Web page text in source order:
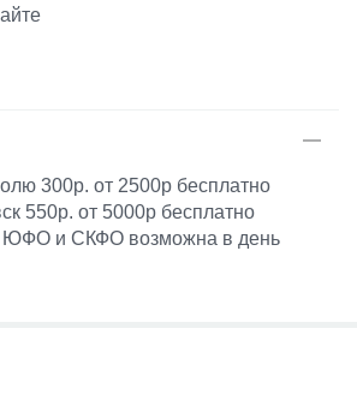
300р. от 2500р бесплатно
550р. от 5000р бесплатно
ЮФО и СКФО возможна в день